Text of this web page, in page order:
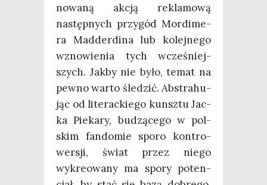
no­wa­ną akcją rekla­mo­wą
następ­nych przy­gód Mor­di­me­
ra Mad­der­di­na lub kolej­ne­go
wzno­wie­nia tych wcze­śniej­
szych. Jak­by nie było, temat na
pew­no war­to śle­dzić. Abs­tra­hu­
jąc od lite­rac­kie­go kunsz­tu Jac­
ka Pie­ka­ry, budzą­ce­go w pol­
skim fan­do­mie spo­ro kon­tro­
wer­sji, świat przez nie­go
wykre­owa­ny ma spo­ry poten­